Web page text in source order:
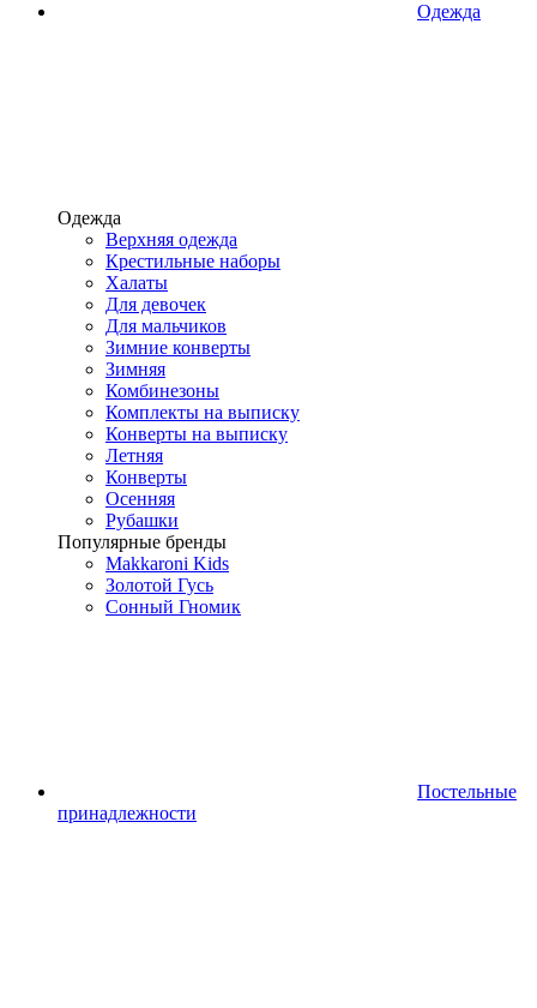
Одежда
Одежда
Верхняя одежда
Крестильные наборы
Халаты
Для девочек
Для мальчиков
Зимние конверты
Зимняя
Комбинезоны
Комплекты на выписку
Конверты на выписку
Летняя
Конверты
Осенняя
Рубашки
Популярные бренды
Makkaroni Kids
Золотой Гусь
Сонный Гномик
Постельные
принадлежности